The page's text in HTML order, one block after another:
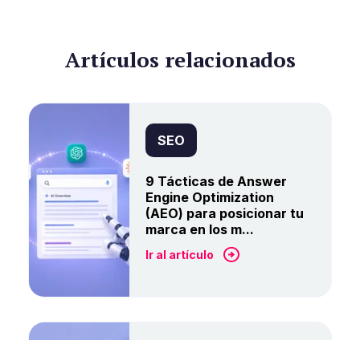
Artículos relacionados
SEO
9 Tácticas de Answer
Engine Optimization
(AEO) para posicionar tu
marca en los m...
Ir al artículo